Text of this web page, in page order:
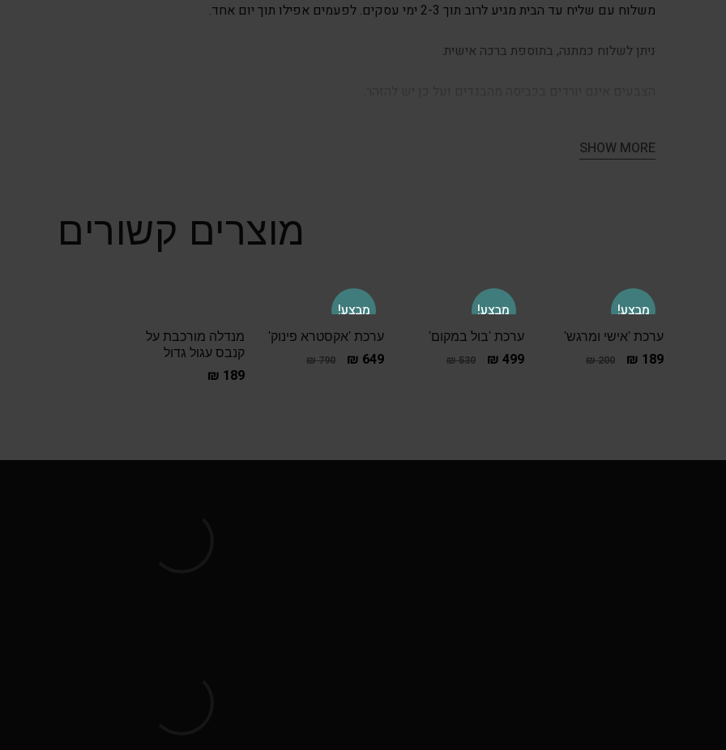
משלוח עם שליח עד הבית מגיע לרוב תוך 2-3 ימי עסקים. לפעמים אפילו תוך יום אחד.
ניתן לשלוח כמתנה, בתוספת ברכה אישית.
SHOW MORE
מוצרים קשורים
מבצע!
ערכת 'אישי ומרגש'
₪200 ₪ 189
מבצע!
ערכת 'בול במקום'
₪530 ₪ 499
מבצע!
ערכת 'אקסטרא פינוק'
₪790 ₪ 649
מנדלה מורכבת על
קנבס עגול גדול
₪ 189